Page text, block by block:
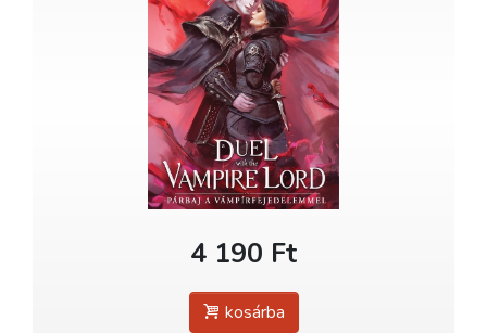
4 190 Ft
kosárba